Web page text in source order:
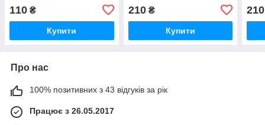
110 ₴
Купити
210₴
Купити
210
Про нас
100% позитивних з 43 відгуків за рік
Працює з 26.05.2017